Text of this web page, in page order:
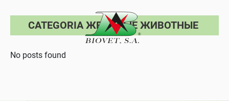
CATEGORIA ЖВАЧНЫЕ ЖИВОТНЫЕ
No posts found